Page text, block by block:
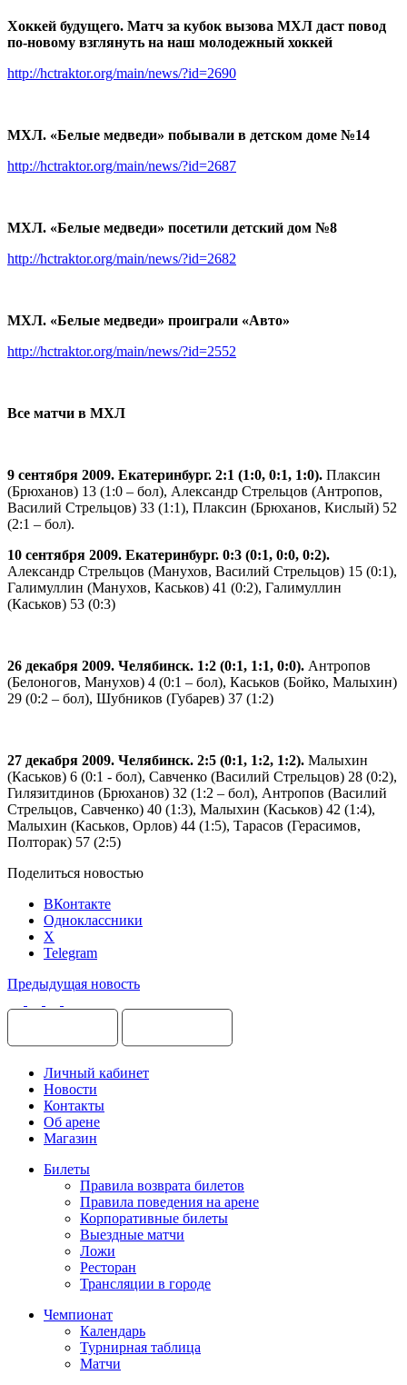
Хоккей будущего. Матч за кубок вызова МХЛ даст повод
по-новому взглянуть на наш молодежный хоккей
http://hctraktor.org/main/news/?id=2690
МХЛ. «Белые медведи» побывали в детском доме №14
http://hctraktor.org/main/news/?id=2687
МХЛ. «Белые медведи» посетили детский дом №8
http://hctraktor.org/main/news/?id=2682
МХЛ. «Белые медведи» проиграли «Авто»
http://hctraktor.org/main/news/?id=2552
Все матчи в МХЛ
9 сентября 2009. Екатеринбург. 2:1 (1:0, 0:1, 1:0). Плаксин
(Брюханов) 13 (1:0 – бол), Александр Стрельцов (Антропов,
Василий Стрельцов) 33 (1:1), Плаксин (Брюханов, Кислый) 52
(2:1 – бол).
10 сентября 2009. Екатеринбург. 0:3 (0:1, 0:0, 0:2).
Александр Стрельцов (Манухов, Василий Стрельцов) 15 (0:1),
Галимуллин (Манухов, Каськов) 41 (0:2), Галимуллин
(Каськов) 53 (0:3)
26 декабря 2009. Челябинск. 1:2 (0:1, 1:1, 0:0). Антропов
(Белоногов, Манухов) 4 (0:1 – бол), Каськов (Бойко, Малыхин)
29 (0:2 – бол), Шубников (Губарев) 37 (1:2)
27 декабря 2009. Челябинск. 2:5 (0:1, 1:2, 1:2). Малыхин
(Каськов) 6 (0:1 - бол), Савченко (Василий Стрельцов) 28 (0:2),
Гилязитдинов (Брюханов) 32 (1:2 – бол), Антропов (Василий
Стрельцов, Савченко) 40 (1:3), Малыхин (Каськов) 42 (1:4),
Малыхин (Каськов, Орлов) 44 (1:5), Тарасов (Герасимов,
Полторак) 57 (2:5)
Поделиться новостью
ВКонтакте
Одноклассники
X
Telegram
Предыдущая новость
Личный кабинет
Новости
Контакты
Об арене
Магазин
Билеты
Правила возврата билетов
Правила поведения на арене
Корпоративные билеты
Выездные матчи
Ложи
Ресторан
Трансляции в городе
Чемпионат
Календарь
Турнирная таблица
Матчи